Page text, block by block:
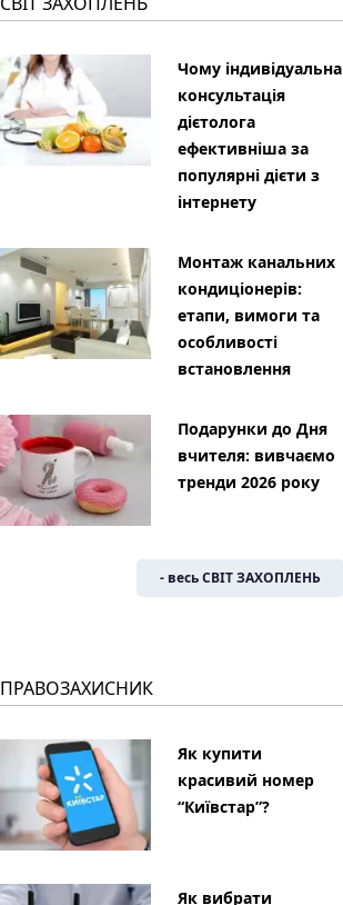
Чому індивідуальна
консультація
дієтолога
ефективніша за
популярні дієти з
інтернету
Монтаж канальних
кондиціонерів:
етапи, вимоги та
особливості
встановлення
Подарунки до Дня
вчителя: вивчаємо
тренди 2026 року
- весь СВІТ ЗАХОПЛЕНЬ
ПРАВОЗАХИСНИК
Як купити
красивий номер
“Київстар”?
Як вибрати